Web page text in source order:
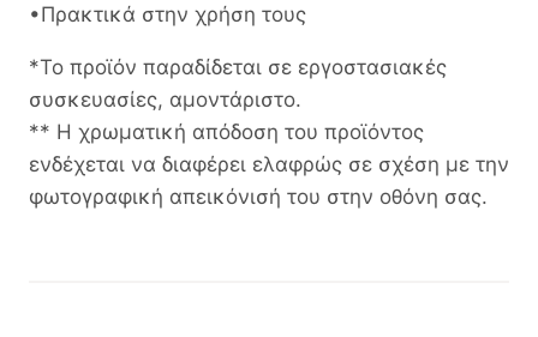
•Πρακτικά στην χρήση τους
*Το προϊόν παραδίδεται σε εργοστασιακές
συσκευασίες, αμοντάριστο.
** Η χρωματική απόδοση του προϊόντος
ενδέχεται να διαφέρει ελαφρώς σε σχέση με την
φωτογραφική απεικόνισή του στην οθόνη σας.